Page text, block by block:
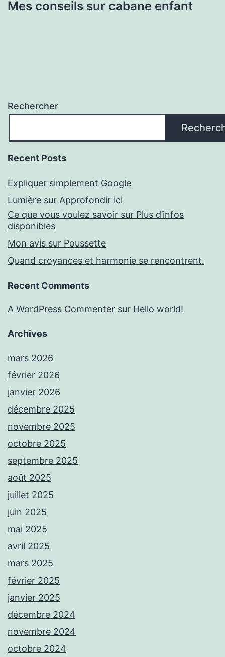
Mes conseils sur cabane enfant
Rechercher
Recent Posts
Expliquer simplement Google
Lumière sur Approfondir ici
Ce que vous voulez savoir sur Plus d’infos
disponibles
Mon avis sur Poussette
Quand croyances et harmonie se rencontrent.
Recent Comments
A WordPress Commenter sur Hello world!
Archives
mars 2026
février 2026
janvier 2026
décembre 2025
novembre 2025
octobre 2025
septembre 2025
août 2025
juillet 2025
juin 2025
mai 2025
avril 2025
mars 2025
février 2025
janvier 2025
décembre 2024
novembre 2024
octobre 2024